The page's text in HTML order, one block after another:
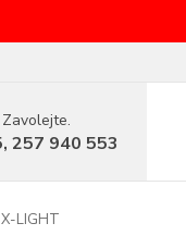
257 940 553
LIGHT